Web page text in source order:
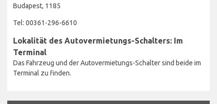
Budapest, 1185
Tel: 00361-296-6610
Lokalität des Autovermietungs-Schalters: Im
Terminal
Das Fahrzeug und der Autovermietungs-Schalter sind beide im
Terminal zu finden.